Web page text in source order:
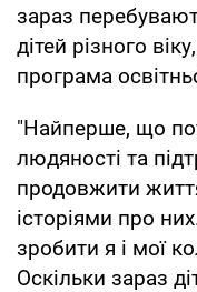
зараз
дітей різного
програма
"Найперше, що
людяності та
продовжити
історіями про
зробити я і мої
Оскільки зараз